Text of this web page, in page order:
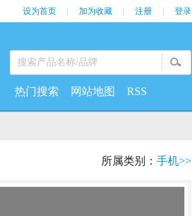
设为首页 加为收藏 注册 登录
热门搜索 网站地图 RSS
所属类别： 手机>>